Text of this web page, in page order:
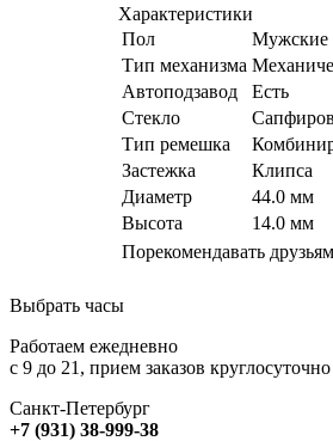
Характеристики
Пол
Мужские
Тип механизма
Автоподзавод
Есть
Стекло
Тип ремешка
Застежка
Клипса
Диаметр
44.0 мм
Высота
14.0 мм
Порекомендавать друзьям
Выбрать часы
Работаем ежедневно
с 9 до 21, прием заказов круглосуточно
Санкт-Петербург
+7 (931) 38-999-38